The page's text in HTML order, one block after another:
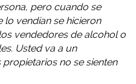
pero cuando se
lo vendían se hicieron
vendedores de alcohol o
Usted va a un
no se sienten